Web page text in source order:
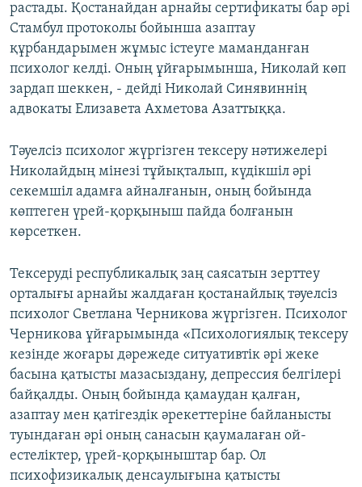
растады. Қостанайдан арнайы сертификаты бар әрі
Стамбул протоколы бойынша азаптау
құрбандарымен жұмыс істеуге маманданған
психолог келді. Оның ұйғарымынша, Николай көп
зардап шеккен, - дейді Николай Синявиннің
адвокаты Елизавета Ахметова Азаттыққа.
Тәуелсіз психолог жүргізген тексеру нәтижелері
Николайдың мінезі тұйықталып, күдікшіл әрі
секемшіл адамға айналғанын, оның бойында
көптеген үрей-қорқыныш пайда болғанын
көрсеткен.
Тексеруді республикалық заң саясатын зерттеу
орталығы арнайы жалдаған қостанайлық тәуелсіз
психолог Светлана Черникова жүргізген. Психолог
Черникова ұйғарымында «Психологиялық тексеру
кезінде жоғары дәрежеде ситуативтік әрі жеке
басына қатысты мазасыздану, депрессия белгілері
байқалды. Оның бойында қамаудан қалған,
азаптау мен қатігездік әрекеттеріне байланысты
туындаған әрі оның санасын қаумалаған ой-
естеліктер, үрей-қорқыныштар бар. Ол
психофизикалық денсаулығына қатысты